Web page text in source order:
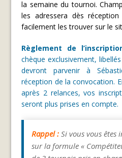
la semaine du tournoi.
les adressera dès
facilement les trouver sur le
Règlement de
chèque exclusivement,
devront parvenir à
réception de la convocation.
après 2 relances, vos
seront plus prises en compte.
Rappel : Si vous vous êtes
sur la formule «